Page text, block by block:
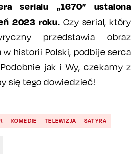
serialu „1670” ustalona
2023 roku. Czy serial, który
przedstawia obraz
w historii Polski, podbije serca
jak i Wy, czekamy z
się tego dowiedzieć!
KOMEDIE TELEWIZJA SATYRA